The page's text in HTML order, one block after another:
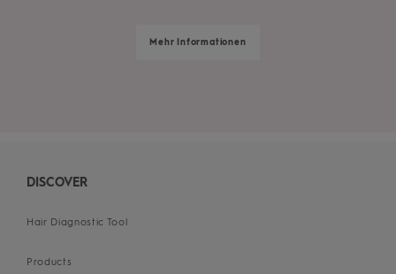
Mehr Informationen
DISCOVER
Hair Diagnostic Tool
Products